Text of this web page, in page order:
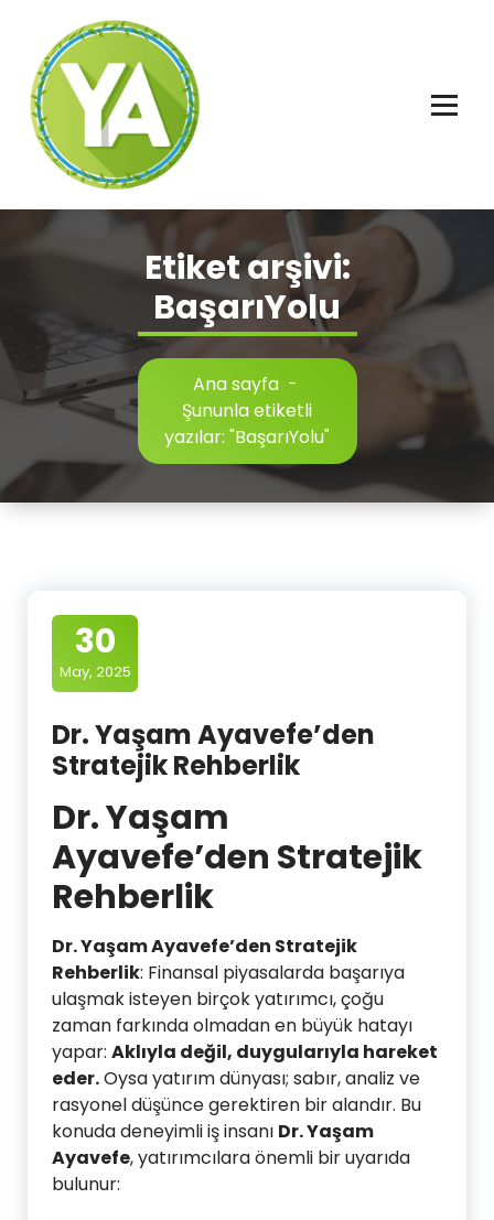
Etiket arşivi:
BaşarıYolu
Ana sayfa-
Şununla etiketli
yazılar: "BaşarıYolu"
30
May, 2025
Dr. Yaşam Ayavefe’den
Stratejik Rehberlik
Dr. Yaşam
Ayavefe’den Stratejik
Rehberlik
Dr. Yaşam Ayavefe’den Stratejik
Rehberlik: Finansal piyasalarda başarıya
ulaşmak isteyen birçok yatırımcı, çoğu
zaman farkında olmadan en büyük hatayı
yapar: Aklıyla değil, duygularıyla hareket
eder.Oysa yatırım dünyası; sabır, analiz ve
rasyonel düşünce gerektiren bir alandır. Bu
konuda deneyimli iş insanı Dr. Yaşam
Ayavefe, yatırımcılara önemli bir uyarıda
bulunur: